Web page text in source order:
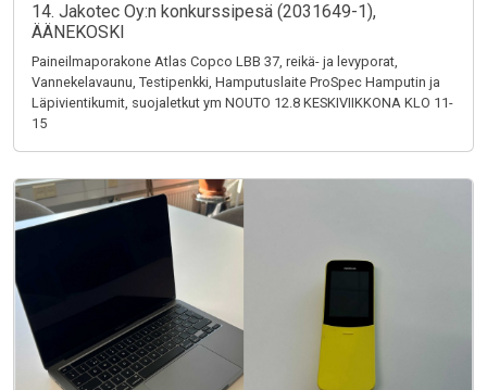
14. Jakotec Oy:n konkurssipesä (2031649-1),
ÄÄNEKOSKI
Paineilmaporakone Atlas Copco LBB 37, reikä- ja levyporat,
Vannekelavaunu, Testipenkki, Hamputuslaite ProSpec Hamputin ja
Läpivientikumit, suojaletkut ym NOUTO 12.8 KESKIVIIKKONA KLO 11-
15